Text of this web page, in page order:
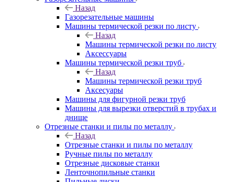
Назад
Газорезательные машины
Машины термической резки по листу
Назад
Машины термической резки по листу
Аксессуары
Машины термической резки труб
Назад
Машины термической резки труб
Аксесуары
Машины для фигурной резки труб
Машины для вырезки отверстий в трубах и
днище
Отрезные станки и пилы по металлу
Назад
Отрезные станки и пилы по металлу
Ручные пилы по металлу
Отрезные дисковые станки
Ленточнопильные станки